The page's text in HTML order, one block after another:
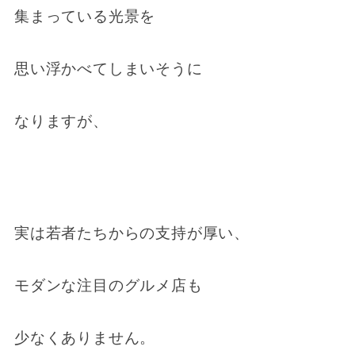
集まっている光景を
思い浮かべてしまいそうに
なりますが、
実は若者たちからの支持が厚い、
モダンな注目のグルメ店も
少なくありません。